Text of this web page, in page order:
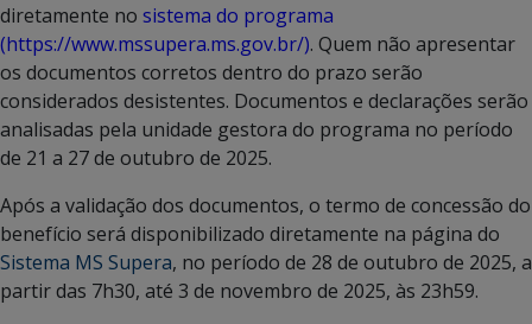
diretamente no sistema do programa
(https://www.mssupera.ms.gov.br/). Quem não apresentar
os documentos corretos dentro do prazo serão
considerados desistentes. Documentos e declarações serão
analisadas pela unidade gestora do programa no período
de 21 a 27 de outubro de 2025.
Após a validação dos documentos, o termo de concessão do
benefício será disponibilizado diretamente na página do
Sistema MS Supera, no período de 28 de outubro de 2025, a
partir das 7h30, até 3 de novembro de 2025, às 23h59.